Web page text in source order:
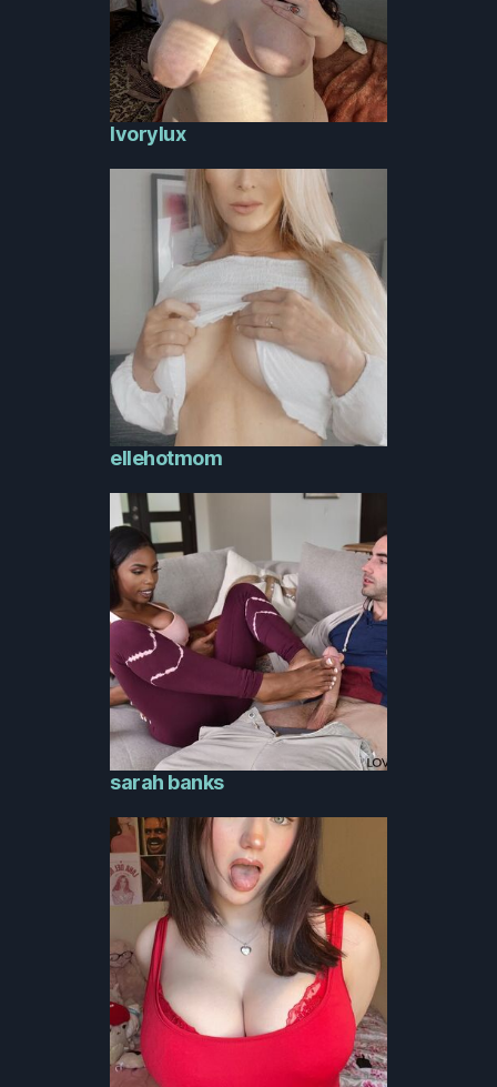
Ivorylux
ellehotmom
sarah banks